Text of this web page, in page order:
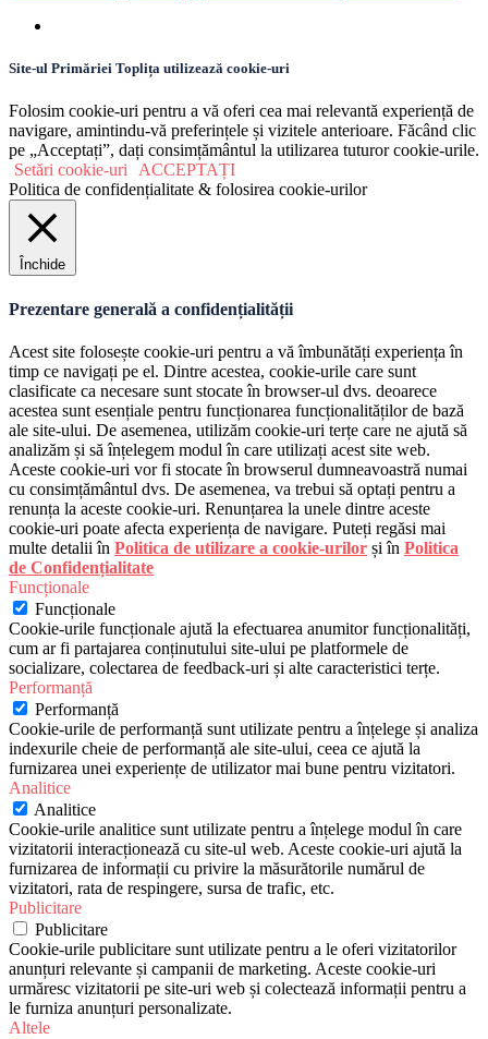
Site-ul Primăriei Toplița utilizează cookie-uri
Folosim cookie-uri pentru a vă oferi cea mai relevantă experiență de
navigare, amintindu-vă preferințele și vizitele anterioare. Făcând clic
pe „Acceptați”, dați consimțământul la utilizarea tuturor cookie-urile.
Setări cookie-uri ACCEPTAȚI
Politica de confidențialitate & folosirea cookie-urilor
Închide
Prezentare generală a confidențialității
Acest site folosește cookie-uri pentru a vă îmbunătăți experiența în
timp ce navigați pe el. Dintre acestea, cookie-urile care sunt
clasificate ca necesare sunt stocate în browser-ul dvs. deoarece
acestea sunt esențiale pentru funcționarea funcționalităților de bază
ale site-ului. De asemenea, utilizăm cookie-uri terțe care ne ajută să
analizăm și să înțelegem modul în care utilizați acest site web.
Aceste cookie-uri vor fi stocate în browserul dumneavoastră numai
cu consimțământul dvs. De asemenea, va trebui să optați pentru a
renunța la aceste cookie-uri. Renunțarea la unele dintre aceste
cookie-uri poate afecta experiența de navigare. Puteți regăsi mai
multe detalii în Politica de utilizare a cookie-urilor și în Politica
de Confidențialitate
Funcționale
Funcționale
Cookie-urile funcționale ajută la efectuarea anumitor funcționalități,
cum ar fi partajarea conținutului site-ului pe platformele de
socializare, colectarea de feedback-uri și alte caracteristici terțe.
Performanță
Performanță
Cookie-urile de performanță sunt utilizate pentru a înțelege și analiza
indexurile cheie de performanță ale site-ului, ceea ce ajută la
furnizarea unei experiențe de utilizator mai bune pentru vizitatori.
Analitice
Analitice
Cookie-urile analitice sunt utilizate pentru a înțelege modul în care
vizitatorii interacționează cu site-ul web. Aceste cookie-uri ajută la
furnizarea de informații cu privire la măsurătorile numărul de
vizitatori, rata de respingere, sursa de trafic, etc.
Publicitare
Publicitare
Cookie-urile publicitare sunt utilizate pentru a le oferi vizitatorilor
anunțuri relevante și campanii de marketing. Aceste cookie-uri
urmăresc vizitatorii pe site-uri web și colectează informații pentru a
le furniza anunțuri personalizate.
Altele